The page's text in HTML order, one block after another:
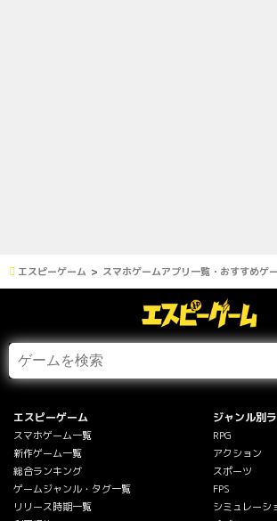
エスピーゲーム スマホゲームアプリ一覧・おすすめゲ
エスピーゲーム
スマホゲーム一覧
新作ゲーム一覧
総合ランキング
ゲームジャンル・タグ一覧
リリース時期一覧
ジャンル別
RPG
アクション
スポーツ
FPS
シミュレーシ